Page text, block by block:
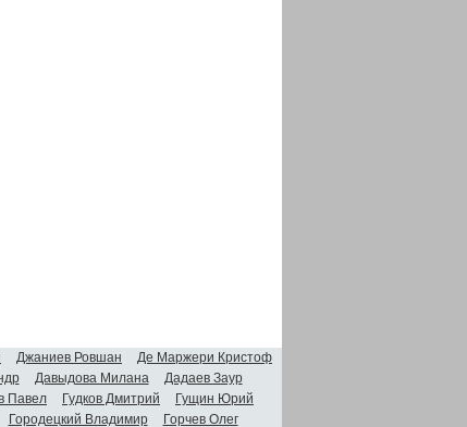
Джаниев Ровшан
Де Маржери Кристоф
Давыдова Милана
Дадаев Заур
Павел Гудков Дмитрий
Гущин Юрий
Городецкий Владимир
Горчев Олег